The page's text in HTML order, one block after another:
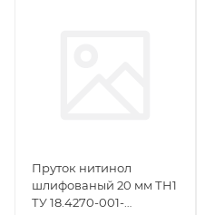
Пруток нитинол
шлифованый 20 мм ТН1
ТУ 18.4270-001-